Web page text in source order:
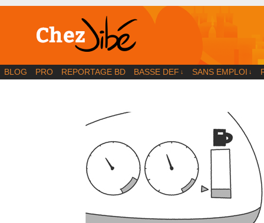
BD | Illustration | Blog
BLOG PRO REPORTAGE BD BASSE DEF ↓ SANS EMPLOI ↓